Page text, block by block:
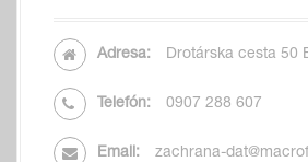
Adresa: Drotárska cesta 50
Telefón: 0907 288 607
Email: zachrana-